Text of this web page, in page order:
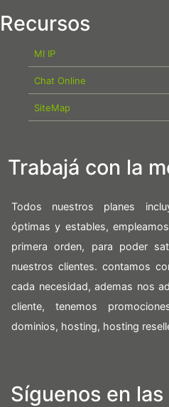
Recursos
MI IP
Chat Online
SiteMap
Trabajá con la
Todos nuestros planes
óptimas y estables,
primera orden, para poder
nuestros clientes. contamos
cada necesidad, ademas nos
cliente, tenemos
dominios, hosting, hosting
Síguenos en